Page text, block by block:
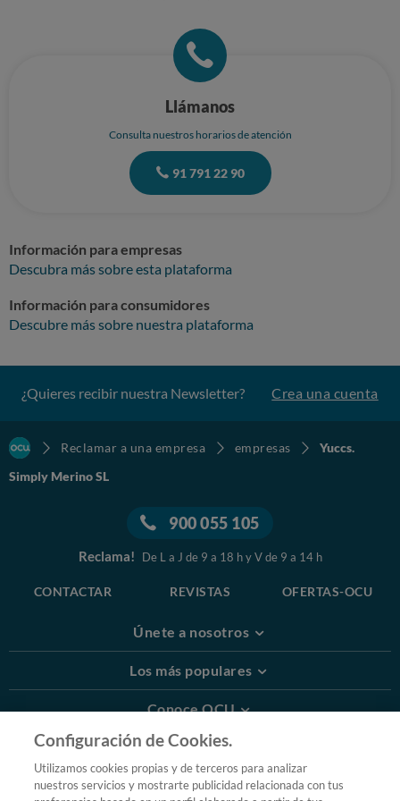
Llámanos
Consulta nuestros horarios de atención
91 791 22 90
Información para empresas
Descubra más sobre esta plataforma
Información para consumidores
Descubre más sobre nuestra plataforma
¿Quieres recibir nuestra Newsletter? Crea una cuenta
Reclamar a una empresa empresas
Yuccs.
Simply Merino SL
900 055 105
Reclama! De L a J de 9 a 18 h y V de 9 a 14 h
CONTACTAR REVISTAS OFERTAS-OCU
Únete a nosotros
Los más populares
Conoce OCU
Más Información
© 2026 OCU
Configuración de Cookies.
Utilizamos cookies propias y de terceros para analizar
nuestros servicios y mostrarte publicidad relacionada con tus